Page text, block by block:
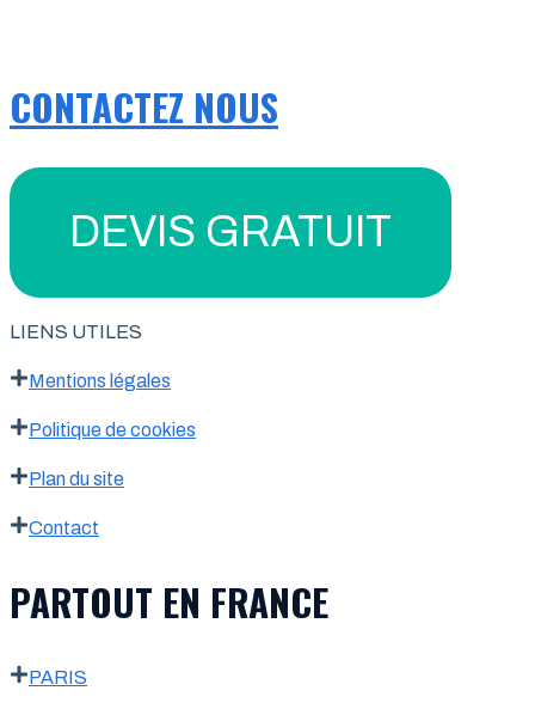
CONTACTEZ NOUS
DEVIS GRATUIT
LIENS UTILES
Mentions légales
Politique de cookies
Plan du site
Contact
PARTOUT EN FRANCE
PARIS